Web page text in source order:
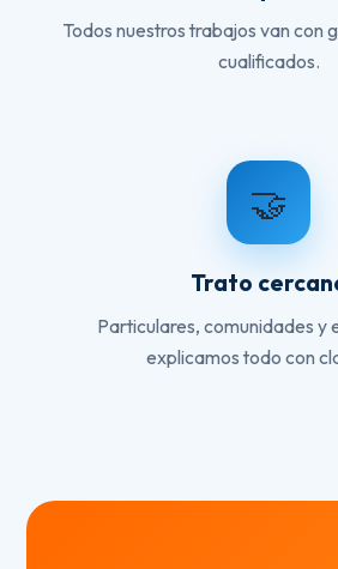
Todos nuestros trabajos van con
cualificados.
🤝
Trato
Particulares, comunidades y
explicamos todo con